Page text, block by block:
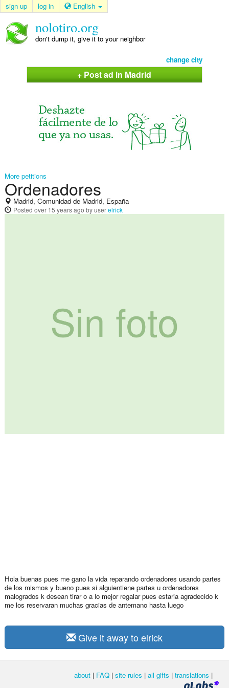
sign up log in English
nolotiro.org
don't dump it, give it to your neighbor
change city
+ Post ad in Madrid
More petitions
Ordenadores
Madrid, Comunidad de Madrid, España
Posted over 15 years ago by userelrick
Hola buenas pues me gano la vida reparando ordenadores usando partes
de los mismos y bueno pues si alguientiene partes u ordenadores
malogrados k desean tirar o a lo mejor regalar pues estaria agradecido k
me los reservaran muchas gracias de antemano hasta luego
Give it away to elrick
about | FAQ | site rules | all gifts | translations |